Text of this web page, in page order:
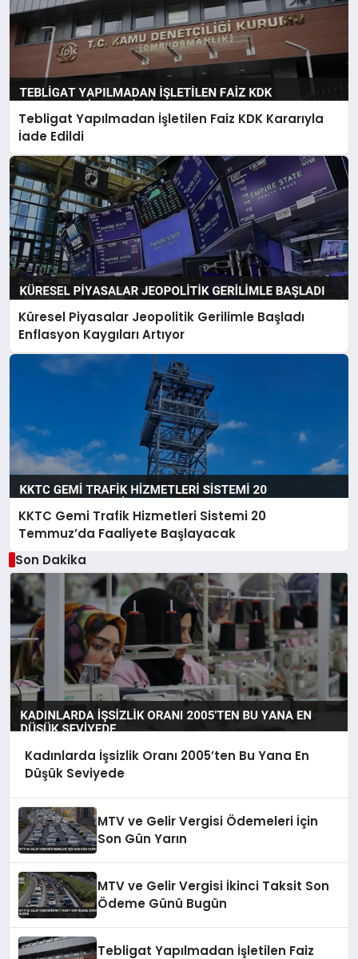
Tebligat Yapılmadan İşletilen Faiz KDK Kararıyla
İade Edildi
Küresel Piyasalar Jeopolitik Gerilimle Başladı
Enflasyon Kaygıları Artıyor
KKTC Gemi Trafik Hizmetleri Sistemi 20
Temmuz’da Faaliyete Başlayacak
Son Dakika
Kadınlarda İşsizlik Oranı 2005’ten Bu Yana En
Düşük Seviyede
MTV ve Gelir Vergisi Ödemeleri İçin
Son Gün Yarın
MTV ve Gelir Vergisi İkinci Taksit Son
Ödeme Günü Bugün
Tebligat Yapılmadan İşletilen Faiz